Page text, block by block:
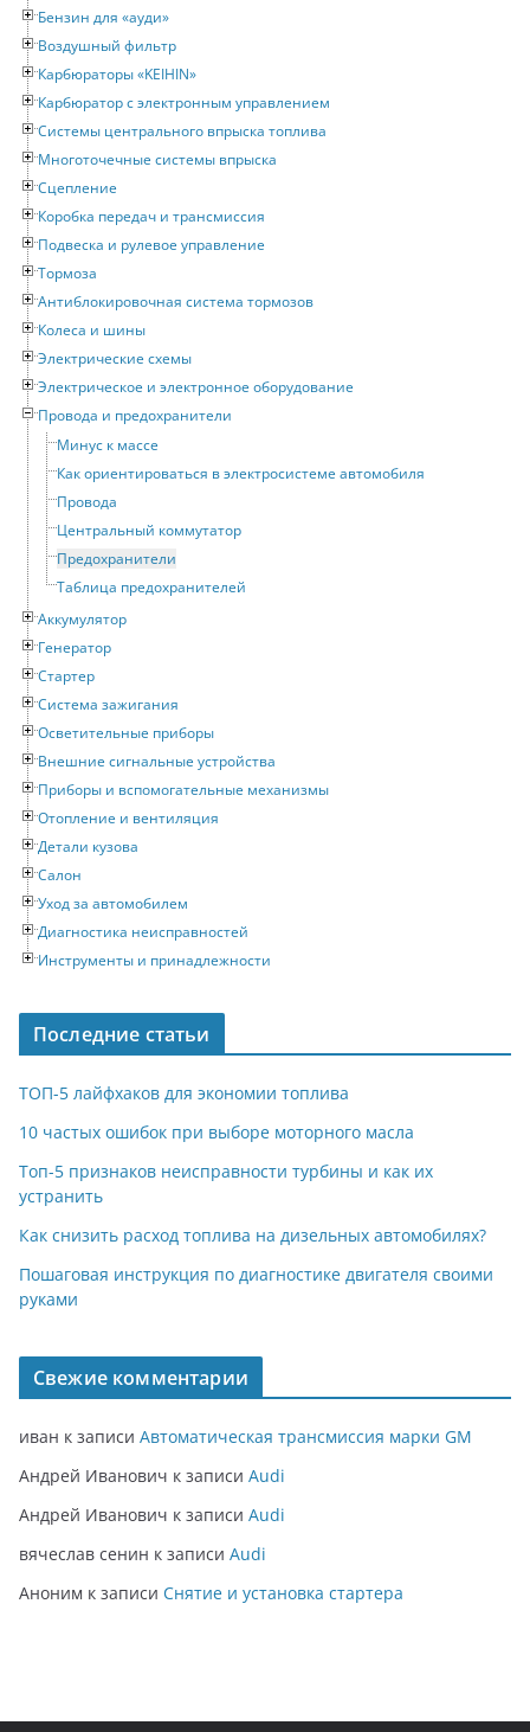
Бензин для «ауди»
Воздушный фильтр
Карбюраторы «KEIHIN»
Карбюратор с электронным управлением
Системы центрального впрыска топлива
Многоточечные системы впрыска
Сцепление
Коробка передач и трансмиссия
Подвеска и рулевое управление
Тормоза
Антиблокировочная система тормозов
Колеса и шины
Электрические схемы
Электрическое и электронное оборудование
Провода и предохранители
Минус к массе
Как ориентироваться в электросистеме автомобиля
Провода
Центральный коммутатор
Предохранители
Таблица предохранителей
Аккумулятор
Генератор
Стартер
Система зажигания
Осветительные приборы
Внешние сигнальные устройства
Приборы и вспомогательные механизмы
Отопление и вентиляция
Детали кузова
Салон
Уход за автомобилем
Диагностика неисправностей
Инструменты и принадлежности
Последние статьи
ТОП-5 лайфхаков для экономии топлива
10 частых ошибок при выборе моторного масла
Топ-5 признаков неисправности турбины и как их
устранить
Как снизить расход топлива на дизельных автомобилях?
Пошаговая инструкция по диагностике двигателя своими
руками
Свежие комментарии
иван к записи Автоматическая трансмиссия марки GM
Андрей Иванович к записи Audi
Андрей Иванович к записи Audi
вячеслав сенин к записи Audi
Аноним к записи Снятие и установка стартера